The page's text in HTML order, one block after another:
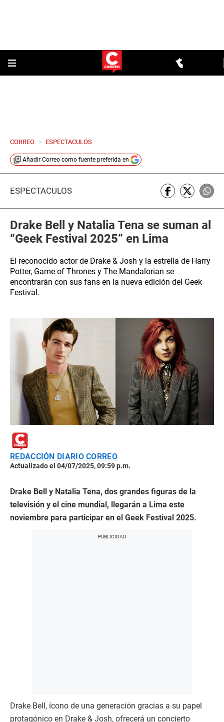
CORREO > ESPECTACULOS
Añadir Correo como fuente preferida en
ESPECTÁCULOS
Drake Bell y Natalia Tena se suman al
“Geek Festival 2025” en Lima
El reconocido actor de Drake & Josh y la estrella de Harry
Potter, Game of Thrones y The Mandalorian se
encontrarán con sus fans en la nueva edición del Geek
Festival.
REDACCIÓN DIARIO CORREO
Actualizado el 04/07/2025, 09:59 p.m.
Drake Bell y Natalia Tena, dos grandes figuras de la
televisión y el cine mundial, llegarán a Lima este
noviembre para participar en el Geek Festival 2025.
Drake Bell, ícono de una generación gracias a su papel
protagónico en Drake & Josh, ofrecerá un concierto